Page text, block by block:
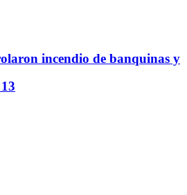
incendio de banquinas y